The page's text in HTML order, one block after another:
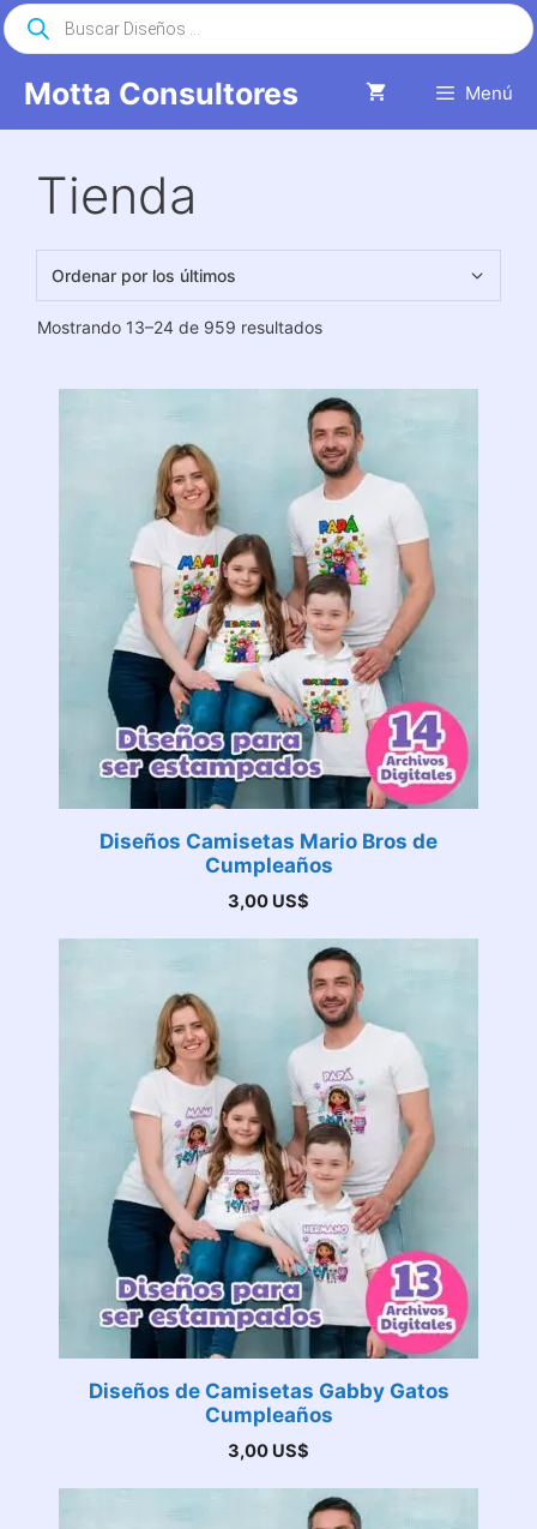
Saltar
al
Motta Consultores Menú
Búsqueda
de
productos
Tienda
Mostrando 13–24 de 959 resultadosOrdenado
últimos
Diseños Camisetas Mario Bros de
Cumpleaños
3,00 US$
Diseños de Camisetas Gabby Gatos
Cumpleaños
3,00 US$